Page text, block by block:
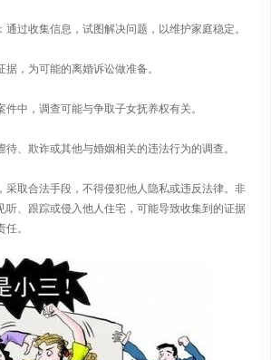
通过收集信息，试图解决问题，以维护家庭稳定。
，为可能的离婚诉讼做准备。
件中，调查可能与争取子女抚养权有关。
待、欺诈或其他与婚姻相关的违法行为的调查。
采取合法手段，不得侵犯他人隐私或违反法律。非
听、跟踪或侵入他人住宅，可能导致收集到的证据
。